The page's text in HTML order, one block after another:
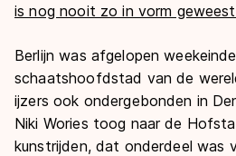
is nog nooit zo in vorm
Berlijn was afgelopen
schaatshoofdstad van de
ijzers ook ondergebonden in
Niki Wories toog naar de
kunstrijden, dat onderdeel was